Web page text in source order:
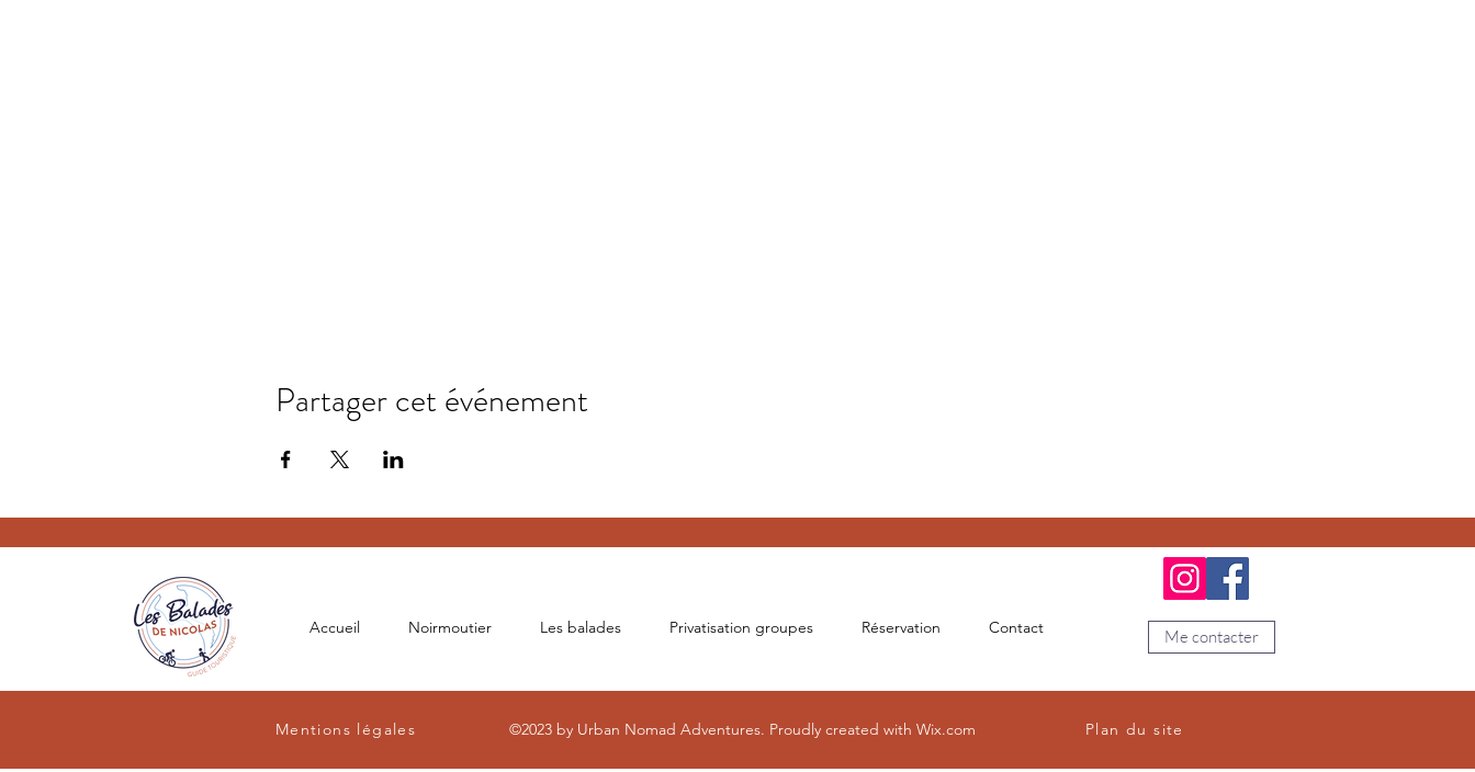
Partager cet événement
Accueil Noirmoutier Les balades Privatisation groupes Réservation Contact Me contacter
Mentions légales ©2023 by Urban Nomad Adventures. Proudly created with Wix.com Plan du site